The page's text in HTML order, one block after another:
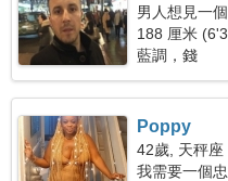
男人想見一
188 厘米
藍調，錢
Poppy
42歲, 天秤座
我需要一個